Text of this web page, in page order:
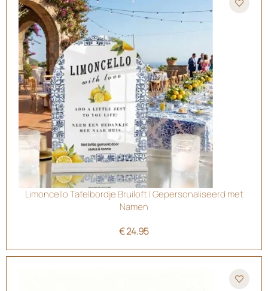
Limoncello Tafelbordje Bruiloft | Gepersonaliseerd met
Namen
€24.95